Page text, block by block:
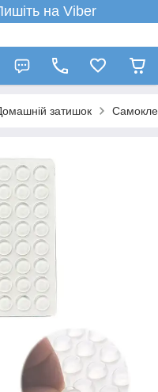
на Viber
затишок